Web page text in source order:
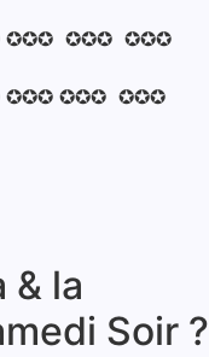
✪✪✪ ✪✪✪
✪✪✪ ✪✪✪
& la
Soir ?